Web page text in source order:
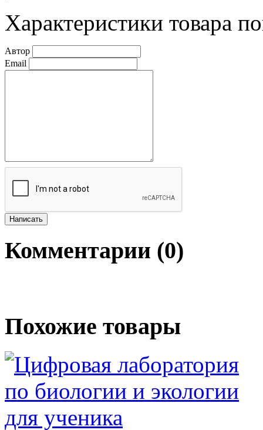
Характеристики товара
Автор
Email
Комментарии (0)
Похожие товары